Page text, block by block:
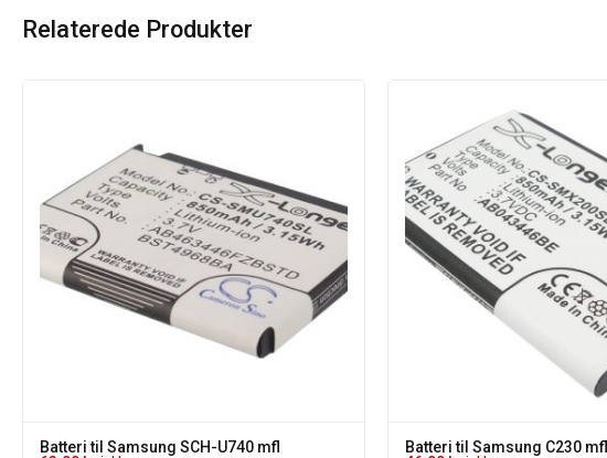
Relaterede Produkter
Batteri til Samsung SCH-U740 mfl
Batteri til Samsung C230 mfl